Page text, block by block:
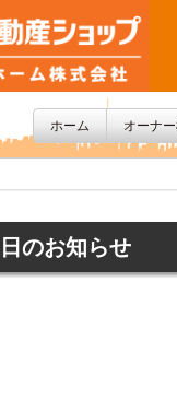
ホーム オーナ
のお知らせ